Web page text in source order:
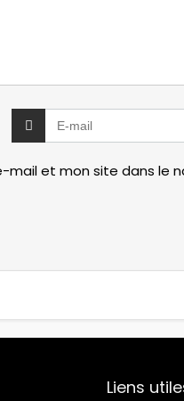
mail et mon site dans le
Liens